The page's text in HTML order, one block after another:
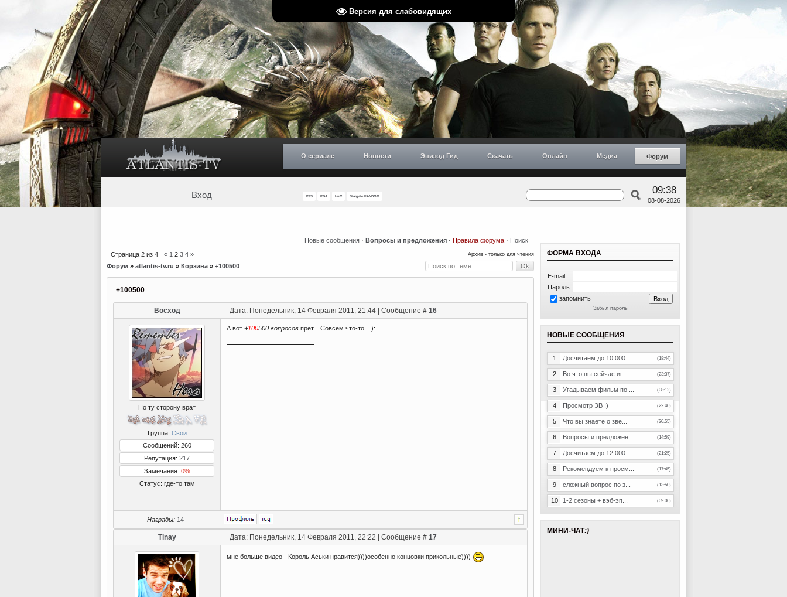
Версия для слабовидящих
О сериале Новости Эпизод Гид Скачать Онлайн Медиа Форум
Вход RSS PDA НиС Stargate FANDOM
09:38
08-08-2026
Новые сообщения · Вопросы и предложения · Правила форума · Поиск
Страница 2 из 4 « 1 2 3 4 » Архив - только для чтения
Форум » atlantis-tv.ru » Корзина » +100500
+100500
Восход Дата: Понедельник, 14 Февраля 2011, 21:44 | Сообщение # 16
По ту сторону врат
Группа: Свои
Сообщений: 260
Репутация: 217
Замечания: 0%
Статус: где-то там
А вот +100500 вопросов прет... Совсем что-то... ):
Награды: 14
Tinay Дата: Понедельник, 14 Февраля 2011, 22:22 | Сообщение # 17
мне больше видео - Король Аськи нравится))))особенно концовки прикольные))))
ФОРМА ВХОДА
E-mail:
Пароль:
запомнить
Забыл пароль
НОВЫЕ СООБЩЕНИЯ
1 Досчитаем до 10 000 (18:44)
2 Во что вы сейчас иг... (23:37)
3 Угадываем фильм по ... (08:12)
4 Просмотр ЗВ :) (22:40)
5 Что вы знаете о зве... (20:55)
6 Вопросы и предложен... (14:59)
7 Досчитаем до 12 000 (21:25)
8 Рекомендуем к просм... (17:45)
9 сложный вопрос по з... (13:50)
10 1-2 сезоны + вэб-эп... (09:06)
МИНИ-ЧАТ:)